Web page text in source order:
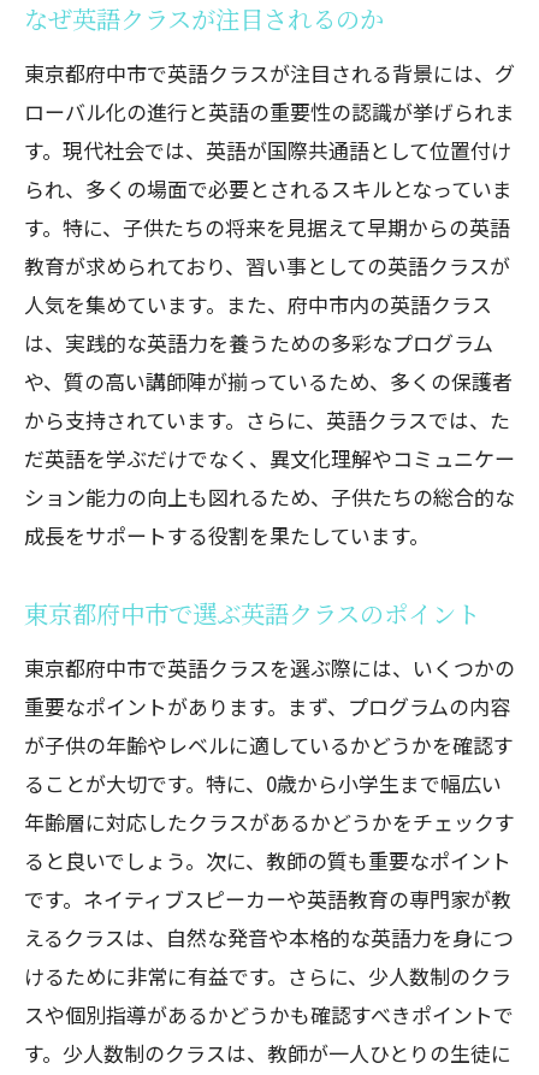
なぜ英語クラスが注目されるのか
東京都府中市で英語クラスが注目される背景には、グ
ローバル化の進行と英語の重要性の認識が挙げられま
す。現代社会では、英語が国際共通語として位置付け
られ、多くの場面で必要とされるスキルとなっていま
す。特に、子供たちの将来を見据えて早期からの英語
教育が求められており、習い事としての英語クラスが
人気を集めています。また、府中市内の英語クラス
は、実践的な英語力を養うための多彩なプログラム
や、質の高い講師陣が揃っているため、多くの保護者
から支持されています。さらに、英語クラスでは、た
だ英語を学ぶだけでなく、異文化理解やコミュニケー
ション能力の向上も図れるため、子供たちの総合的な
成長をサポートする役割を果たしています。
東京都府中市で選ぶ英語クラスのポイント
東京都府中市で英語クラスを選ぶ際には、いくつかの
重要なポイントがあります。まず、プログラムの内容
が子供の年齢やレベルに適しているかどうかを確認す
ることが大切です。特に、0歳から小学生まで幅広い
年齢層に対応したクラスがあるかどうかをチェックす
ると良いでしょう。次に、教師の質も重要なポイント
です。ネイティブスピーカーや英語教育の専門家が教
えるクラスは、自然な発音や本格的な英語力を身につ
けるために非常に有益です。さらに、少人数制のクラ
スや個別指導があるかどうかも確認すべきポイントで
す。少人数制のクラスは、教師が一人ひとりの生徒に